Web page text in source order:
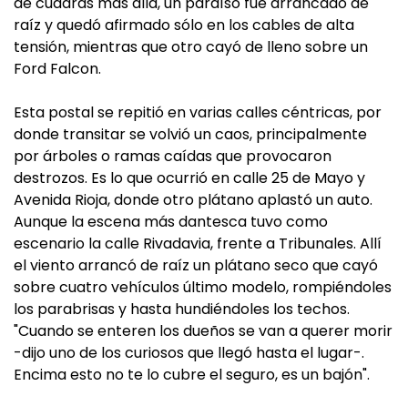
raíz y quedó afirmado sólo en los cables de alta
tensión, mientras que otro cayó de lleno sobre un
Ford Falcon.
Esta postal se repitió en varias calles céntricas, por
donde transitar se volvió un caos, principalmente
por árboles o ramas caídas que provocaron
destrozos. Es lo que ocurrió en calle 25 de Mayo y
Avenida Rioja, donde otro plátano aplastó un auto.
Aunque la escena más dantesca tuvo como
escenario la calle Rivadavia, frente a Tribunales. Allí
el viento arrancó de raíz un plátano seco que cayó
sobre cuatro vehículos último modelo, rompiéndoles
los parabrisas y hasta hundiéndoles los techos.
"Cuando se enteren los dueños se van a querer morir
-dijo uno de los curiosos que llegó hasta el lugar-.
Encima esto no te lo cubre el seguro, es un bajón".